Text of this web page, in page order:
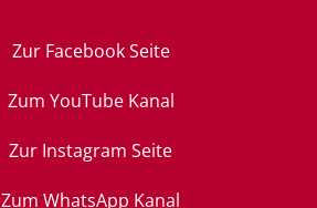
Zur Facebook Seite
Zum YouTube Kanal
Zur Instagram Seite
Zum WhatsApp Kanal